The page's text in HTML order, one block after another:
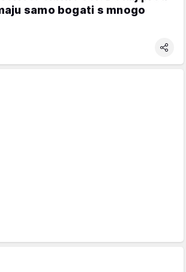
samo bogati s mnogo